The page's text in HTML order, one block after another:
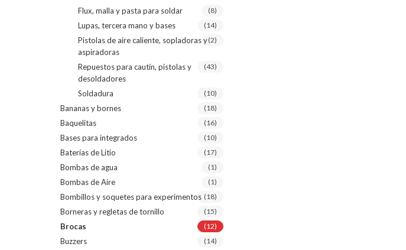
Flux, malla y pasta para soldar (8)
Lupas, tercera mano y bases (14)
Pistolas de aire caliente, sopladoras y
aspiradoras
(2)
Repuestos para cautín, pistolas y
desoldadores
(43)
Soldadura (10)
Bananas y bornes (18)
Baquelitas (16)
Bases para integrados (10)
Baterías de Litio (17)
Bombas de agua (1)
Bombas de Aire (1)
Bombillos y soquetes para experimentos (18)
Borneras y regletas de tornillo (15)
Brocas (12)
Buzzers (14)